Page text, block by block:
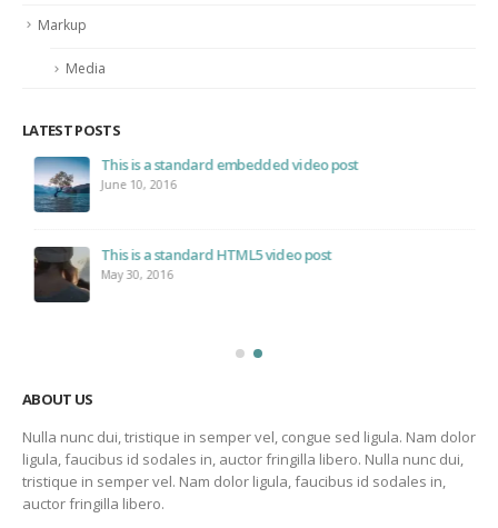
Markup
This is a standard embedded video post
June 10, 2016
This is a standard HTML5 video post
May 30, 2016
ABOUT US
Nulla nunc dui, tristique in semper vel, congue sed ligula. Nam dolor
ligula, faucibus id sodales in, auctor fringilla libero. Nulla nunc dui,
tristique in semper vel. Nam dolor ligula, faucibus id sodales in,
auctor fringilla libero.